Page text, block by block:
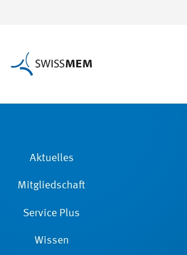
Aktuelles
Mitgliedschaft
Service Plus
Wissen